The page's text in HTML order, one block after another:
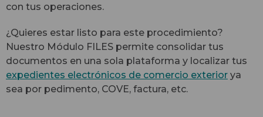
con tus operaciones.
¿Quieres estar listo para este procedimiento?
Nuestro Módulo FILES permite consolidar tus
documentos en una sola plataforma y localizar tus
expedientes electrónicos de comercio exterior ya
sea por pedimento, COVE, factura, etc.